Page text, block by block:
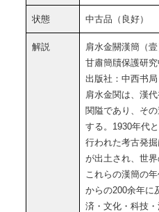
状態 中古品（良好）
解説
肩水金關漢簡（
甘肅簡牘保護研
出版社：中西书局
肩水金関は、漢
関隘であり、そ
する。1930年代
行われた考古発
が出土され、世
これらの漢簡の
からの200余年に
済・文化・科技